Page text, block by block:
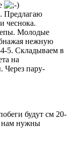
Предлагаю
чеснока.
Молодые
нежную
5. Складываем в
на
Через пару-
будут см 20-
нам нужны